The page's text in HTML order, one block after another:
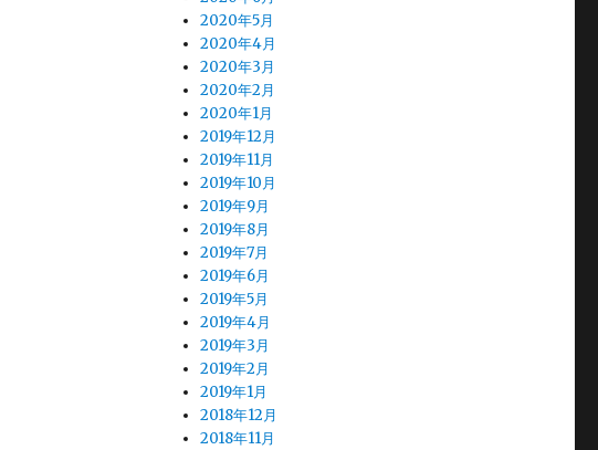
2020年5月
2020年4月
2020年3月
2020年2月
2020年1月
2019年12月
2019年11月
2019年10月
2019年9月
2019年8月
2019年7月
2019年6月
2019年5月
2019年4月
2019年3月
2019年2月
2019年1月
2018年12月
2018年11月